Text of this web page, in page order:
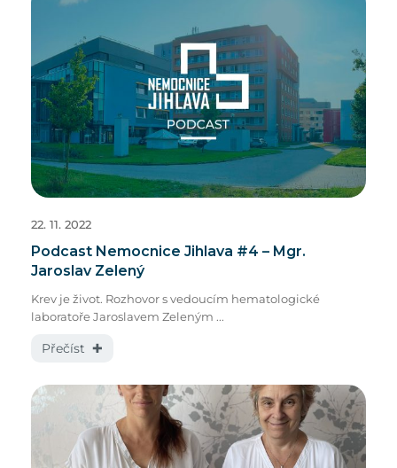
Podcast Nemocnice Jihlava #4 – Mgr.
Jaroslav Zelený
Krev je život. Rozhovor s vedoucím hematologické
laboratoře Jaroslavem Zeleným ...
Přečíst ✚
22. 11. 2022